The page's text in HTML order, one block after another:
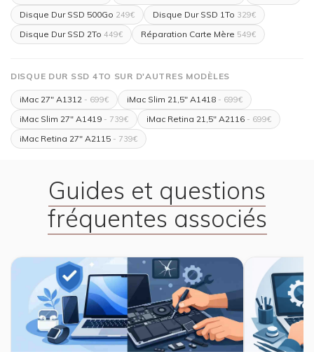
Disque Dur SSD 500Go 249€ Disque Dur SSD 1To 329€
Disque Dur SSD 2To 449€ Réparation Carte Mère 549€
DISQUE DUR SSD 4TO SUR D'AUTRES MODÈLES
iMac 27" A1312 - 699€ iMac Slim 21,5" A1418 - 699€
iMac Slim 27" A1419 - 739€ iMac Retina 21,5" A2116 - 699€
iMac Retina 27" A2115 - 739€
Guides et questions
fréquentes associés